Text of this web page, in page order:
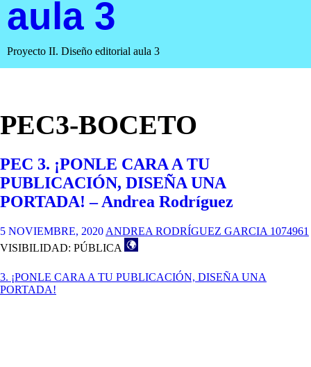
aula 3
Proyecto II. Diseño editorial aula 3
PEC3-BOCETO
PEC 3. ¡PONLE CARA A TU
PUBLICACIÓN, DISEÑA UNA
PORTADA! – Andrea Rodríguez
5 NOVIEMBRE, 2020 ANDREA RODRÍGUEZ GARCIA 1074961
VISIBILIDAD: PÚBLICA
3. ¡PONLE CARA A TU PUBLICACIÓN, DISEÑA UNA
PORTADA!